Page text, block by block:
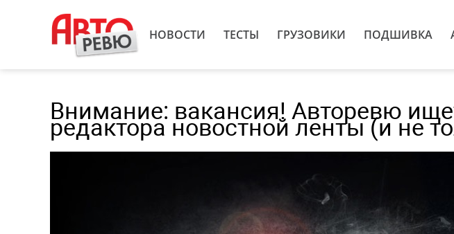
НОВОСТИ ТЕСТЫ ГРУЗОВИКИ ПОДШИВКА
Внимание: вакансия! Авторевю
редактора новостной ленты (и не